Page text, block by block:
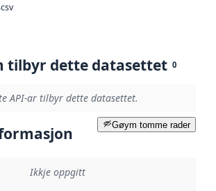
csv
tilbyr dette datasettet 0
API-ar tilbyr dette datasettet.
Gøym tomme rader
Ikkje oppgitt